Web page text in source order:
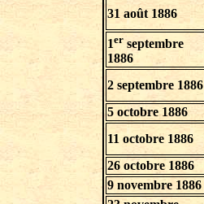
31 août 1886
1erseptembre
1886
2 septembre 1886
5 octobre 1886
11 octobre 1886
26 octobre 1886
9 novembre 1886